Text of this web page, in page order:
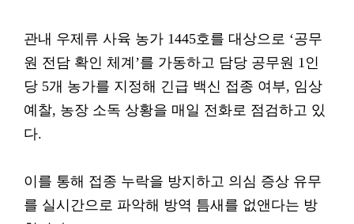
관내 우제류 사육 농가 1445호를 대상으로 ‘공무
원 전담 확인 체계’를 가동하고 담당 공무원 1인
당 5개 농가를 지정해 긴급 백신 접종 여부, 임상
예찰, 농장 소독 상황을 매일 전화로 점검하고 있
다.
이를 통해 접종 누락을 방지하고 의심 증상 유무
를 실시간으로 파악해 방역 틈새를 없앤다는 방